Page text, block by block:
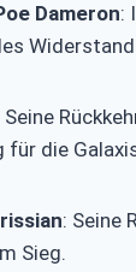
Dameron:
Seine
für die
: Seine
Sieg.